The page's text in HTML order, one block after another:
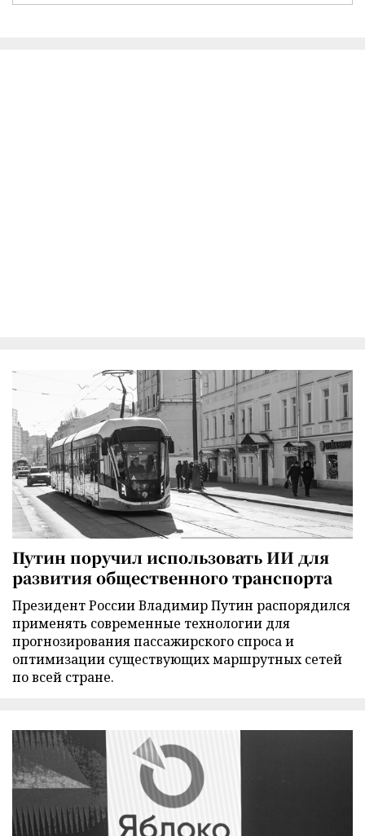
Путин поручил использовать ИИ для
развития общественного транспорта
Президент России Владимир Путин распорядился
применять современные технологии для
прогнозирования пассажирского спроса и
оптимизации существующих маршрутных сетей
по всей стране.